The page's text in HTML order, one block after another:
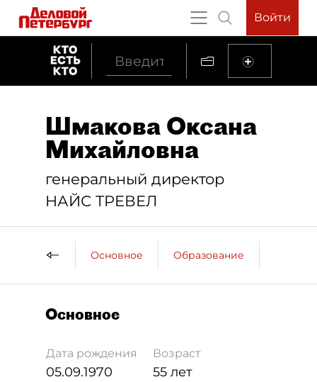
Войти
Шмакова Оксана
Михайловна
генеральный директор
НАЙС ТРЕВЕЛ
Основное Образование
Основное
Дата рождения
05.09.1970
Возраст
55 лет